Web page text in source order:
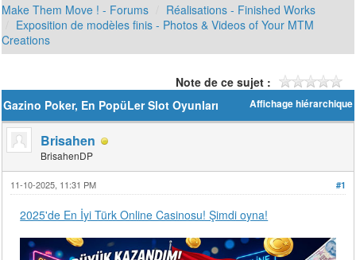
Make Them Move ! - Forums
Réalisations - Finished Works
Exposition de modèles finis - Photos & Videos of Your MTM
Creations
Note de ce sujet :
Affichage hiérarchique
Gazino Poker, En PopüLer Slot Oyunları
Brisahen
BrisahenDP
#1
11-10-2025, 11:31 PM
2025'de En İyi Türk Online Casinosu! Şimdi oyna!